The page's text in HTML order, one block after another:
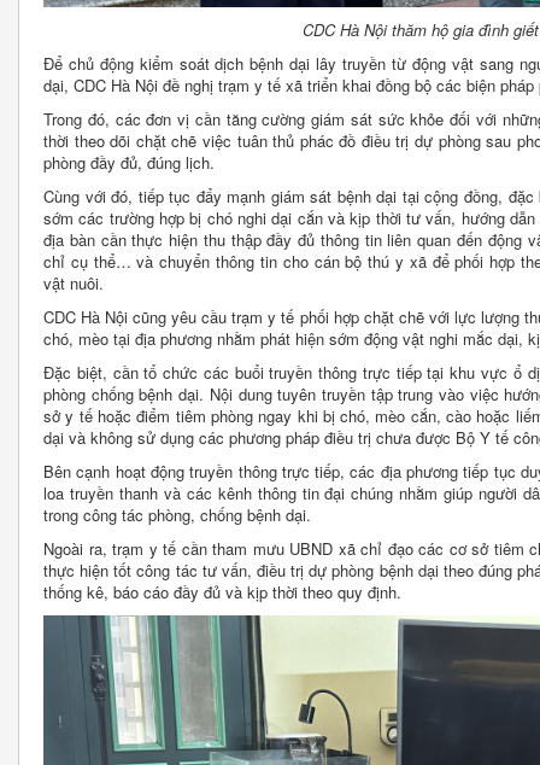
CDC Hà Nội thăm hộ gia đình
Để chủ động kiểm soát dịch bệnh dại lây truyền từ động vật sang
dại, CDC Hà Nội đề nghị trạm y tế xã triển khai đồng bộ các biện
Trong đó, các đơn vị cần tăng cường giám sát sức khỏe đối với
thời theo dõi chặt chẽ việc tuân thủ phác đồ điều trị dự phòng sau
phòng đầy đủ, đúng lịch.
Cùng với đó, tiếp tục đẩy mạnh giám sát bệnh dại tại cộng đồng,
sớm các trường hợp bị chó nghi dại cắn và kịp thời tư vấn, hướng
địa bàn cần thực hiện thu thập đầy đủ thông tin liên quan đến động
chỉ cụ thể… và chuyển thông tin cho cán bộ thú y xã để phối hợp
vật nuôi.
CDC Hà Nội cũng yêu cầu trạm y tế phối hợp chặt chẽ với lực lượng
chó, mèo tại địa phương nhằm phát hiện sớm động vật nghi mắc dại,
Đặc biệt, cần tổ chức các buổi truyền thông trực tiếp tại khu vực ổ
phòng chống bệnh dại. Nội dung tuyên truyền tập trung vào việc
sở y tế hoặc điểm tiêm phòng ngay khi bị chó, mèo cắn, cào hoặc
dại và không sử dụng các phương pháp điều trị chưa được Bộ Y tế
Bên cạnh hoạt động truyền thông trực tiếp, các địa phương tiếp tục
loa truyền thanh và các kênh thông tin đại chúng nhằm giúp người
trong công tác phòng, chống bệnh dại.
Ngoài ra, trạm y tế cần tham mưu UBND xã chỉ đạo các cơ sở tiêm
thực hiện tốt công tác tư vấn, điều trị dự phòng bệnh dại theo đúng
thống kê, báo cáo đầy đủ và kịp thời theo quy định.